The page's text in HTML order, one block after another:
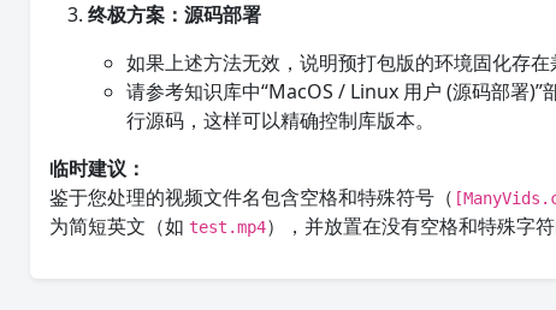
终极方案：源码部署
如果上述方法无效，说明预打包版的环境固化存
请参考知识库中“MacOS / Linux 用户 (源码部署
行源码，这样可以精确控制库版本。
临时建议：
鉴于您处理的视频文件名包含空格和特殊符号（
为简短英文（如 test.mp4），并放置在没有空格和特殊字